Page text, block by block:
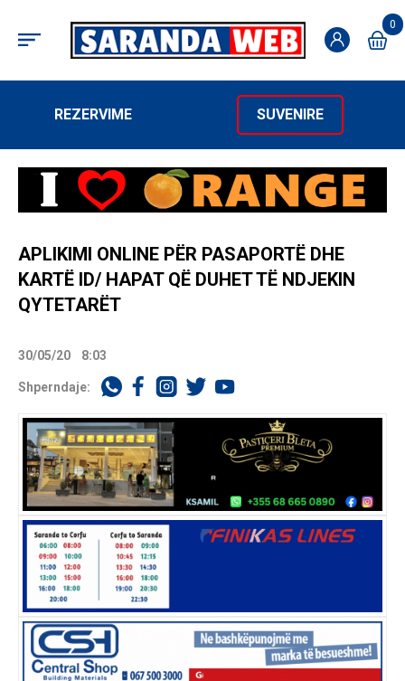
0
REZERVIME SUVENIRE
APLIKIMI ONLINE PËR PASAPORTË DHE
KARTË ID/ HAPAT QË DUHET TË NDJEKIN
QYTETARËT
30/05/20 8:03
Shperndaje: